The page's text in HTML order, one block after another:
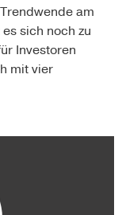
am
sich noch zu
Investoren
mit vier